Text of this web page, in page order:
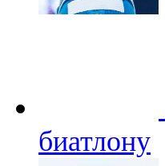
биатлону